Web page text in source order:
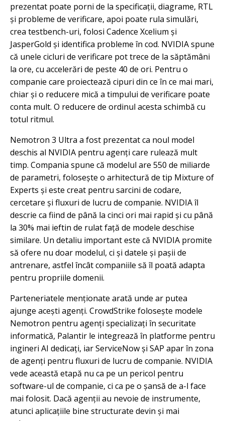
prezentat poate porni de la specificații, diagrame, RTL
și probleme de verificare, apoi poate rula simulări,
crea testbench-uri, folosi Cadence Xcelium și
JasperGold și identifica probleme în cod. NVIDIA spune
că unele cicluri de verificare pot trece de la săptămâni
la ore, cu accelerări de peste 40 de ori. Pentru o
companie care proiectează cipuri din ce în ce mai mari,
chiar și o reducere mică a timpului de verificare poate
conta mult. O reducere de ordinul acesta schimbă cu
totul ritmul.
Nemotron 3 Ultra a fost prezentat ca noul model
deschis al NVIDIA pentru agenți care rulează mult
timp. Compania spune că modelul are 550 de miliarde
de parametri, folosește o arhitectură de tip Mixture of
Experts și este creat pentru sarcini de codare,
cercetare și fluxuri de lucru de companie. NVIDIA îl
descrie ca fiind de până la cinci ori mai rapid și cu până
la 30% mai ieftin de rulat față de modele deschise
similare. Un detaliu important este că NVIDIA promite
să ofere nu doar modelul, ci și datele și pașii de
antrenare, astfel încât companiile să îl poată adapta
pentru propriile domenii.
Parteneriatele menționate arată unde ar putea
ajunge acești agenți. CrowdStrike folosește modele
Nemotron pentru agenți specializați în securitate
informatică, Palantir le integrează în platforme pentru
ingineri AI dedicați, iar ServiceNow și SAP apar în zona
de agenți pentru fluxuri de lucru de companie. NVIDIA
vede această etapă nu ca pe un pericol pentru
software-ul de companie, ci ca pe o șansă de a-l face
mai folosit. Dacă agenții au nevoie de instrumente,
atunci aplicațiile bine structurate devin și mai